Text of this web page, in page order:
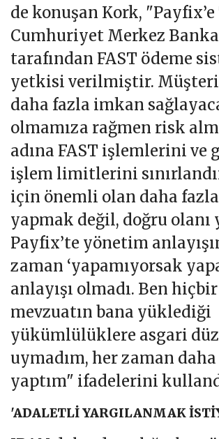
de konuşan Kork,
Cumhuriyet Merkez
tarafından FAST ödeme
yetkisi verilmiştir.
daha fazla imkan
olmamıza rağmen risk
adına FAST işlemlerini ve
işlem limitlerini
için önemli olan daha
yapmak değil, doğru olanı
Payfix’te yönetim
zaman ‘yapamıyorsak
anlayışı olmadı. Ben
mevzuatın bana yüklediği
yükümlülüklere asgari
uymadım, her zaman daha
yaptım" ifadelerini
'ADALETLİ YARGILANMAK